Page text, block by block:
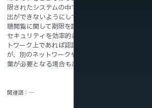
限されたシステムの中でのみ再生が可能となり、
出ができないようにしています。特にTTLトークン
聴閲覧に関して期限を設定することで、期間内の
セキュリティを効率的に強化することが可能とな
トワーク上であれば認証ができたときに自動的に
が、別のネットワークやプレーヤーを利用すると
業が必要となる場合もあります。
関連語 ―